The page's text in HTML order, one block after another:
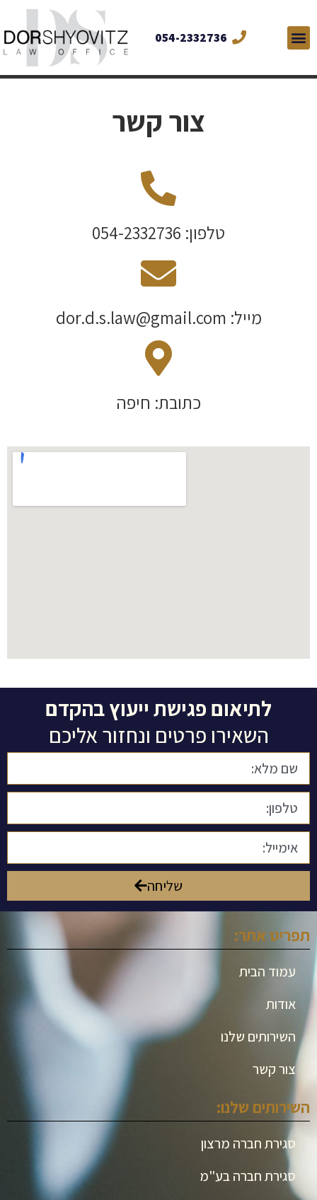
054-2332736
צור קשר
טלפון: 054-2332736
מייל: dor.d.s.law@gmail.com
כתובת: חיפה
לתיאום פגישת ייעוץ בהקדם
השאירו פרטים ונחזור אליכם
שליחה
תפריט אתר:
עמוד הבית
אודות
השירותים שלנו
צור קשר
השירותים שלנו:
סגירת חברה מרצון
סגירת חברה בע"מ